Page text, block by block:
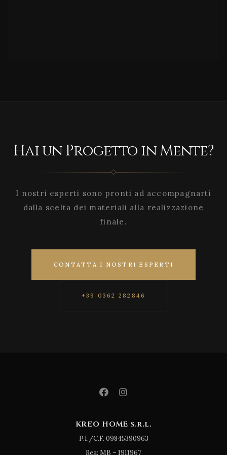
Hai un Progetto in Mente?
I nostri esperti sono pronti ad accompagnarti
dalla scelta dei materiali alla realizzazione
finale.
CONTATTA I NOSTRI ESPERTI
+39 0362 282846
KREO HOME s.r.l.
P.I./C.F. 09845390963
Rea: MB – 1911967